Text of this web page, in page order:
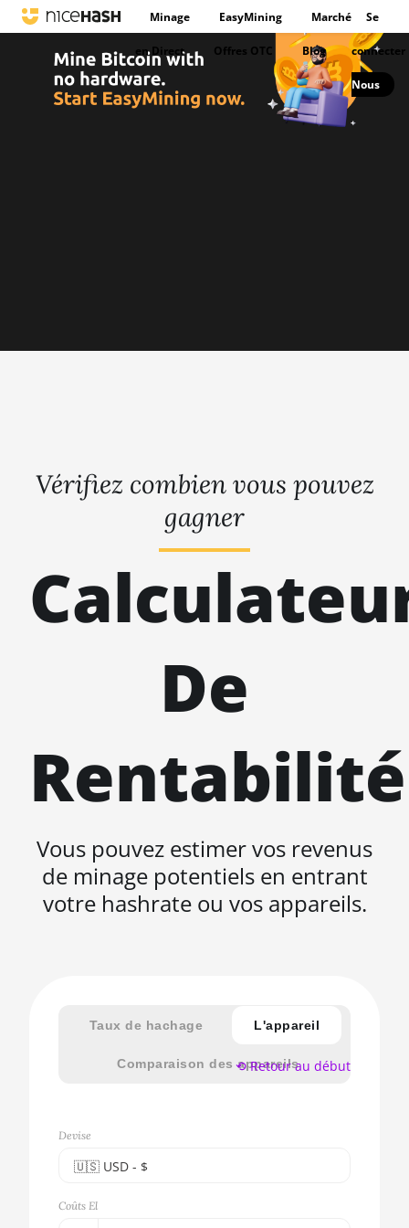
Minage EasyMining Marché
en Direct Offres OTC Blog
Se
connecter
Nous
Vérifiez combien vous pouvez
gagner
De
Rentabilité
Vous pouvez estimer vos revenus
de minage potentiels en entrant
votre hashrate ou vos appareils.
Taux de hachage L'appareil
Comparaison des appareils
Devise
🇺🇸ㅤ USD - $
🇪🇺ㅤ EUR - €
Coûts El
⟲ Retour au début